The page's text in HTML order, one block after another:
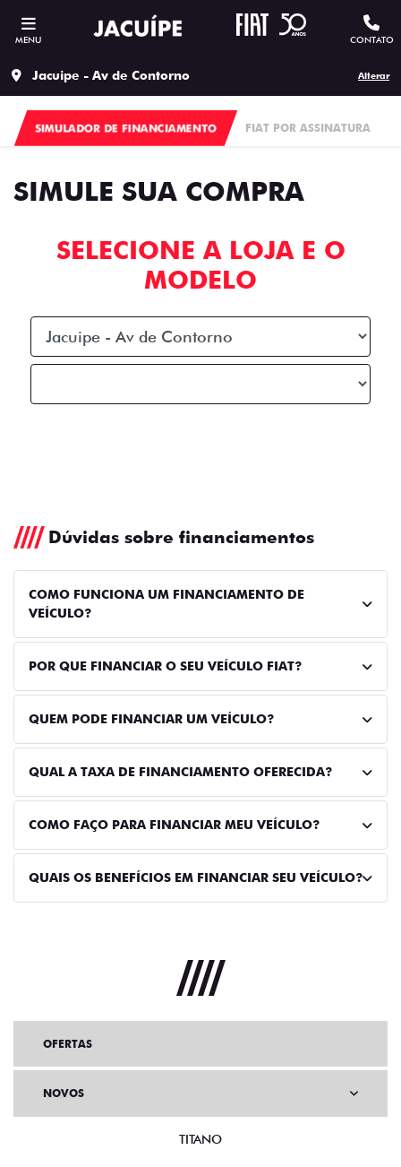
MENU CONTATO
Jacuipe - Av de Contorno Alterar
SIMULADOR DE FINANCIAMENTO FIAT POR ASSINATURA
SIMULE SUA COMPRA
SELECIONE A LOJA E O
MODELO
Dúvidas sobre financiamentos
COMO FUNCIONA UM FINANCIAMENTO DE
VEÍCULO?
POR QUE FINANCIAR O SEU VEÍCULO FIAT?
QUEM PODE FINANCIAR UM VEÍCULO?
QUAL A TAXA DE FINANCIAMENTO OFERECIDA?
COMO FAÇO PARA FINANCIAR MEU VEÍCULO?
QUAIS OS BENEFÍCIOS EM FINANCIAR SEU VEÍCULO?
OFERTAS
NOVOS
TITANO